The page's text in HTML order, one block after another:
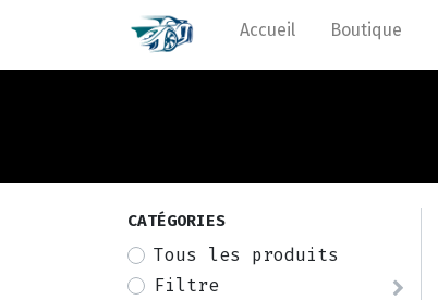
Accueil Boutique
CATÉGORIES
Tous les produits
Filtre